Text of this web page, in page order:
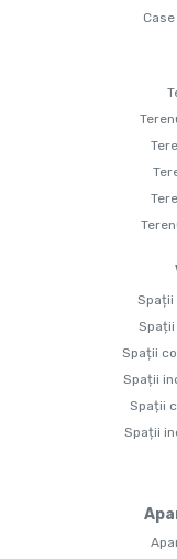
Spații
Spații
Spații
Spații
Spații